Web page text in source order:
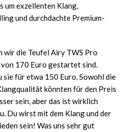
um exzellenten Klang,
und durchdachte Premium-
wir die Teufel Airy TWS Pro
170 Euro gestartet sind.
für etwa 150 Euro. Sowohl die
könnten für den Preis
sein, aber das ist wirklich
Du wirst mit dem Klang und der
sein! Was uns sehr gut